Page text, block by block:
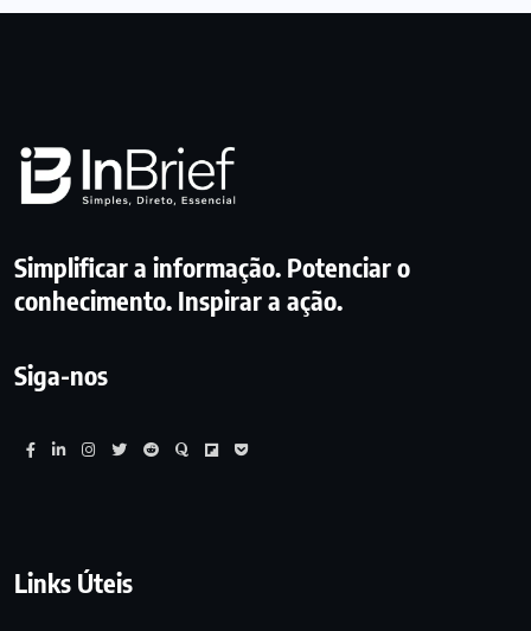
Simplificar a informação. Potenciar o
conhecimento. Inspirar a ação.
Siga-nos
Links Úteis